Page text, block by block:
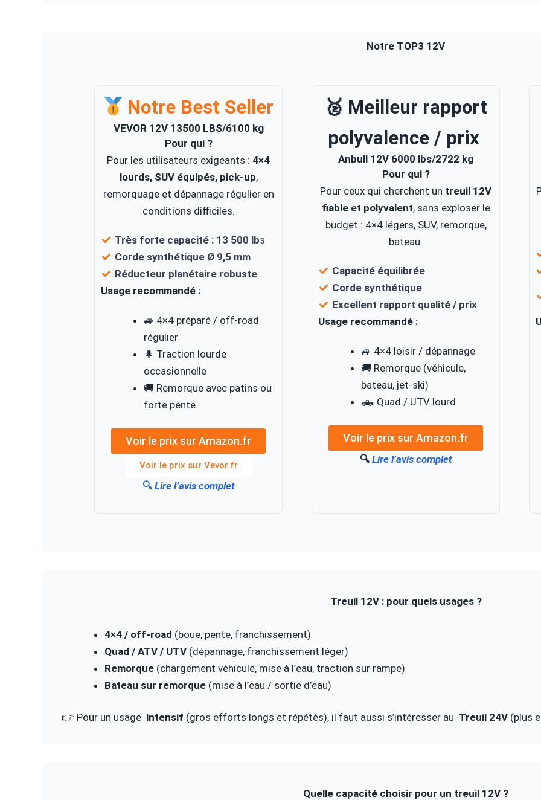
Notre TOP3 12V
Notre Best Seller
VEVOR 12V 13500 LBS/6100 kg
Pour qui ?
Pour les utilisateurs exigeants : 4×4
lourds, SUV équipés, pick-up,
remorquage et dépannage régulier en
conditions difficiles.
Très forte capacité : 13 500 lbs
Corde synthétique Ø 9,5 mm
Réducteur planétaire robuste
Usage recommandé :
🚙 4×4 préparé / off-road
régulier
🌲 Traction lourde
occasionnelle
🚚 Remorque avec patins ou
forte pente
Voir le prix sur Amazon.fr
Voir le prix sur Vevor.fr
🔍 Lire l’avis complet
🥈 Meilleur rapport
polyvalence / prix
Anbull 12V 6000 lbs/2722 kg
Pour qui ?
Pour ceux qui cherchent un treuil 12V
fiable et polyvalent, sans exploser le
budget : 4×4 légers, SUV, remorque,
bateau.
Capacité équilibrée
Corde synthétique
Excellent rapport qualité / prix
Usage recommandé :
🚙 4×4 loisir / dépannage
🚚 Remorque (véhicule,
bateau, jet-ski)
🛻 Quad / UTV lourd
Voir le prix sur Amazon.fr
🔍 Lire l’avis complet
Treuil 12V : pour quels usages ?
4×4 / off-road (boue, pente, franchissement)
Quad / ATV / UTV (dépannage, franchissement léger)
Remorque (chargement véhicule, mise à l’eau, traction sur rampe)
Bateau sur remorque (mise à l’eau / sortie d’eau)
👉 Pour un usage intensif (gros efforts longs et répétés), il faut aussi s’intéresser au Treuil 24V (plus
Quelle capacité choisir pour un treuil 12V ?